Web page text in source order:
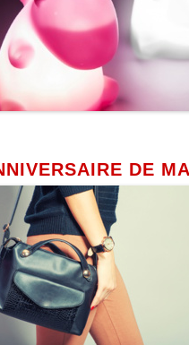
DE